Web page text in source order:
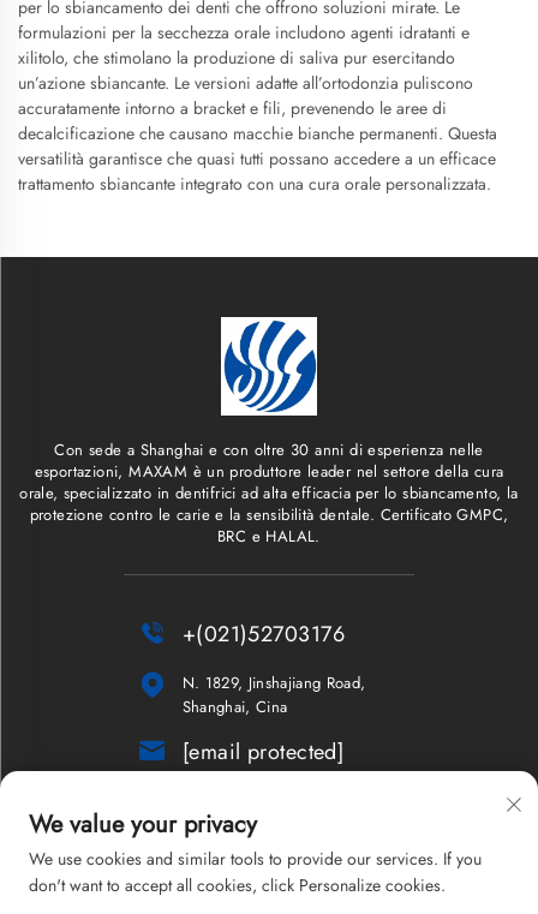
per lo sbiancamento dei denti che offrono soluzioni mirate. Le
formulazioni per la secchezza orale includono agenti idratanti e
xilitolo, che stimolano la produzione di saliva pur esercitando
un’azione sbiancante. Le versioni adatte all’ortodonzia puliscono
accuratamente intorno a bracket e fili, prevenendo le aree di
decalcificazione che causano macchie bianche permanenti. Questa
versatilità garantisce che quasi tutti possano accedere a un efficace
trattamento sbiancante integrato con una cura orale personalizzata.
Con sede a Shanghai e con oltre 30 anni di esperienza nelle
esportazioni, MAXAM è un produttore leader nel settore della cura
orale, specializzato in dentifrici ad alta efficacia per lo sbiancamento, la
protezione contro le carie e la sensibilità dentale. Certificato GMPC,
BRC e HALAL.
 +(021)52703176

N. 1829, Jinshajiang Road,
Shanghai, Cina
 [email protected]
Newsletter
We value your privacy
We use cookies and similar tools to provide our services. If you
don't want to accept all cookies, click Personalize cookies.